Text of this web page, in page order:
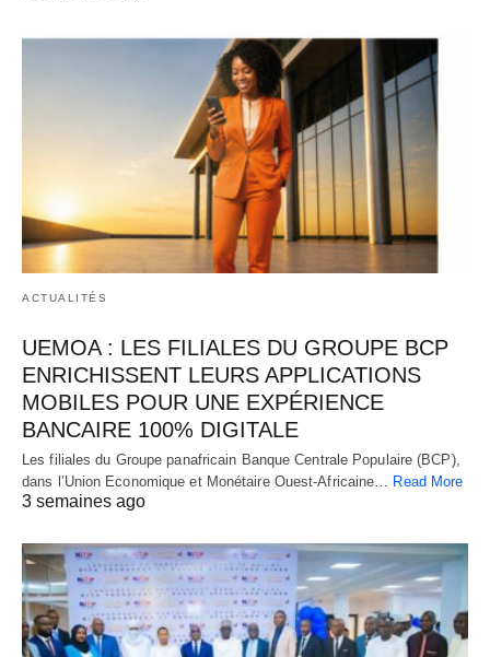
ACTUALITÉS
UEMOA : LES FILIALES DU GROUPE BCP
ENRICHISSENT LEURS APPLICATIONS
MOBILES POUR UNE EXPÉRIENCE
BANCAIRE 100% DIGITALE
Les filiales du Groupe panafricain Banque Centrale Populaire (BCP),
dans l’Union Economique et Monétaire Ouest-Africaine… Read More
3 semaines ago